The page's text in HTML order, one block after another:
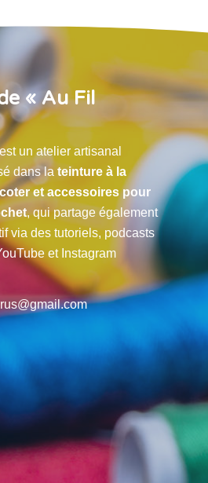
« Au Fil
un atelier artisanal
dans la teinture à la
et accessoires pour
, qui partage également
via des tutoriels, podcasts
et Instagram